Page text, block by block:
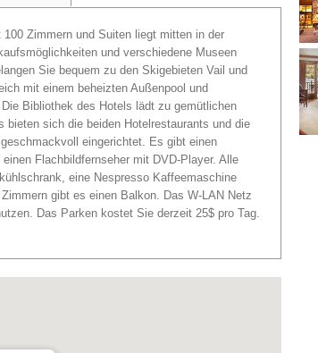
Zimmern und Suiten liegt mitten in der
und verschiedene Museen
Sie bequem zu den Skigebieten Vail und
mit einem beheizten Außenpool und
Bibliothek des Hotels lädt zu gemütlichen
bieten sich die beiden Hotelrestaurants und die
eingerichtet. Es gibt einen
Flachbildfernseher mit DVD-Player. Alle
eine Nespresso Kaffeemaschine
gibt es einen Balkon. Das W-LAN Netz
Das Parken kostet Sie derzeit 25$ pro Tag.